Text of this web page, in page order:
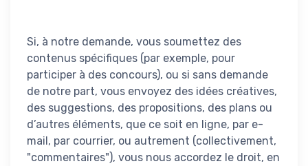
Si, à notre demande, vous soumettez des
contenus spécifiques (par exemple, pour
participer à des concours), ou si sans demande
de notre part, vous envoyez des idées créatives,
des suggestions, des propositions, des plans ou
d’autres éléments, que ce soit en ligne, par e-
mail, par courrier, ou autrement (collectivement,
"commentaires"), vous nous accordez le droit, en